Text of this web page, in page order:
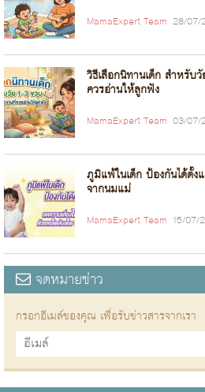
MamaExpert Team 28/07/
วิธีเลือกนิทานเด็ก สำหรั
ควรอ่านให้ลูกฟัง
MamaExpert Team 03/07/
ภูมิแพ้ในเด็ก ป้องกันได้ตั้ง
จากนมแม่
MamaExpert Team 15/07/
จดหมายข่าว
กรอกอีเมล์ของคุณ เพื่อรับข่าวสารจากเรา